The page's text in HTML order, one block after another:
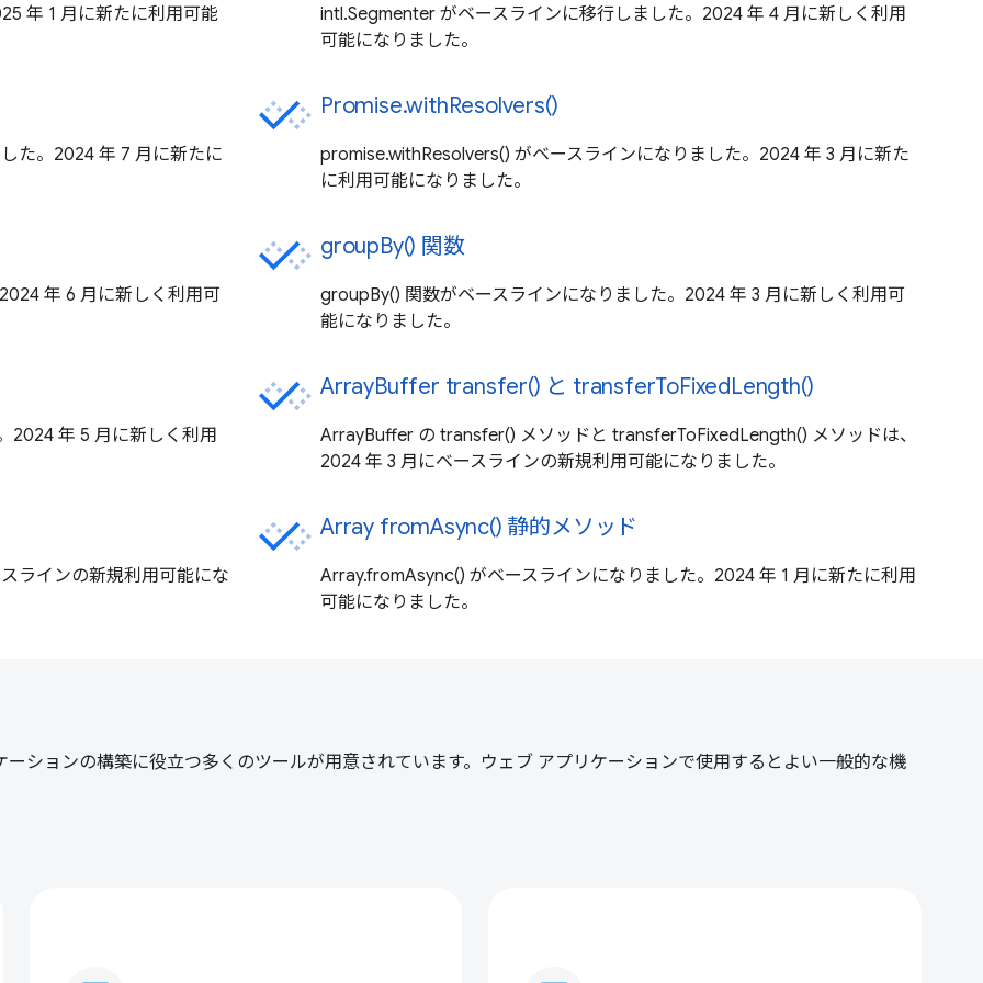
年 1 月に新たに利用可能
た。2024 年 7 月に新たに
年 6 月に新しく利用可
2024 年 5 月に新しく利用
ラインの新規利用可能にな
intl.Segmenter がベースラインに移行しました。2024 年 4 月に新しく利用
可能になりました。
Promise.withResolvers()
promise.withResolvers() がベースラインになりました。2024 年 3 月に新た
に利用可能になりました。
groupBy() 関数
groupBy() 関数がベースラインになりました。2024 年 3 月に新しく利用可
能になりました。
ArrayBuffer transfer() と transferToFixedLength()
ArrayBuffer の transfer() メソッドと transferToFixedLength() メソッドは、
2024 年 3 月にベースラインの新規利用可能になりました。
Array fromAsync() 静的メソッド
Array.fromAsync() がベースラインになりました。2024 年 1 月に新たに利用
可能になりました。
ションの構築に役立つ多くのツールが用意されています。ウェブ アプリケーションで使用するとよい一般的な機